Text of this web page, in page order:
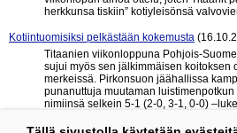
herkkunsa tiskiin” kotiyleisönsä
Kotiintuomisiksi pelkästään kokemusta
Titaanien viikonloppuna Pohjois-
sujui myös sen jälkimmäisen koitoksen
merkeissä. Pirkonsuon jäähallissa
punanuttuja muutaman
nimiinsä selkein 5-1 (2-0, 3-1, 0-0)